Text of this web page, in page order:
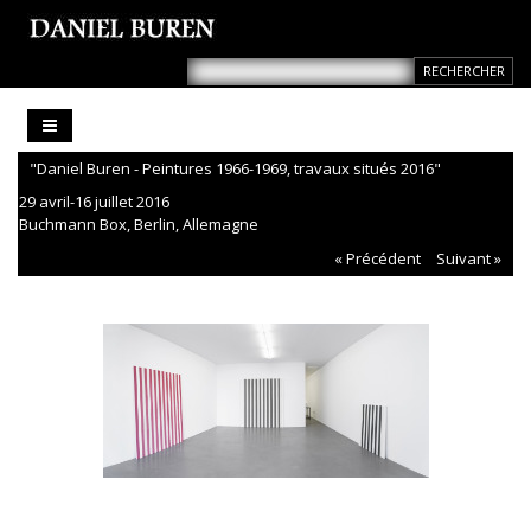
"Daniel Buren - Peintures 1966-1969, travaux situés 2016"
29 avril-16 juillet 2016
Buchmann Box, Berlin, Allemagne
« Précédent
Suivant »